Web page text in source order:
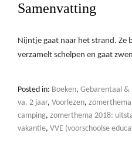
Samenvatting
Nijntje gaat naar het strand. Ze
verzamelt schelpen en gaat
Posted in: Boeken, Gebarentaal &
va. 2 jaar, Voorlezen,
camping, zomerthema 2018:
vakantie, VVE (voorschoolse